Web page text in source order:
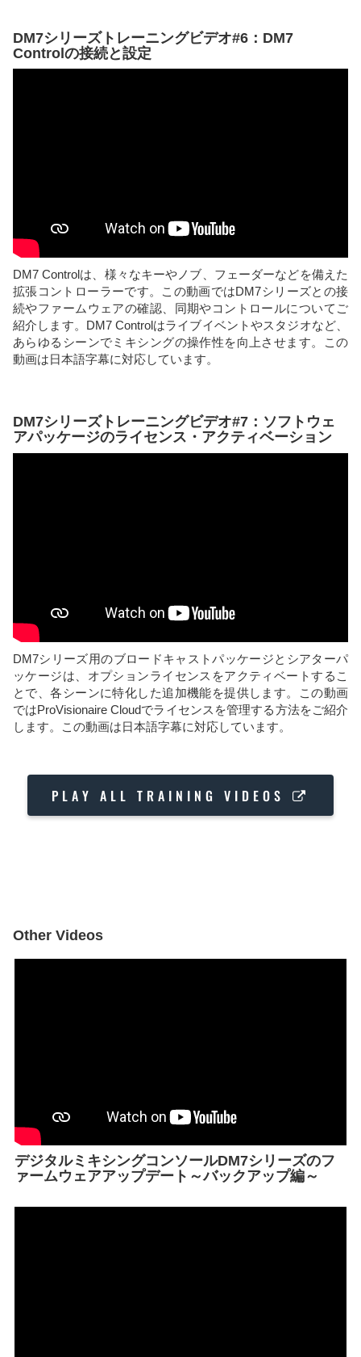
DM7シリーズトレーニングビデオ#6：DM7
Controlの接続と設定
DM7 Controlは、様々なキーやノブ、フェーダーなどを備えた
拡張コントローラーです。この動画ではDM7シリーズとの接
続やファームウェアの確認、同期やコントロールについてご
紹介します。DM7 Controlはライブイベントやスタジオなど、
あらゆるシーンでミキシングの操作性を向上させます。この
動画は日本語字幕に対応しています。
DM7シリーズトレーニングビデオ#7：ソフトウェ
アパッケージのライセンス・アクティベーション
DM7シリーズ用のブロードキャストパッケージとシアターパ
ッケージは、オプションライセンスをアクティベートするこ
とで、各シーンに特化した追加機能を提供します。この動画
ではProVisionaire Cloudでライセンスを管理する方法をご紹介
します。この動画は日本語字幕に対応しています。
PLAY ALL TRAINING VIDEOS
Other Videos
デジタルミキシングコンソールDM7シリーズのフ
ァームウェアアップデート～バックアップ編～